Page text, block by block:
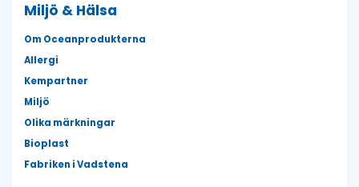
Miljö & Hälsa
Om Oceanprodukterna
Allergi
Kempartner
Miljö
Olika märkningar
Bioplast
Fabriken i Vadstena